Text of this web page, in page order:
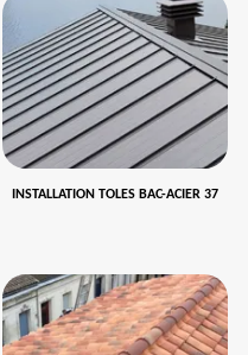
INSTALLATION TOLES BAC-ACIER 37